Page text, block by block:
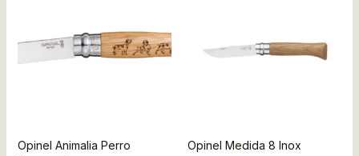
Opinel Animalia Perro
Opinel Medida 8 Inox